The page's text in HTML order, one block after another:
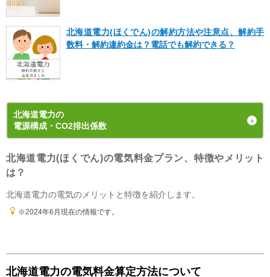
北海道電力(ほくでん)の解約方法や注意点、解約手
数料・解約違約金は？電話でも解約できる？
北海道電力の
電源構成・CO2排出係数
発電手段の内訳（電源構成）
北海道電力(ほくでん)の電気料金プラン、特徴やメリット
は？
北海道電力の電気のメリットと特徴を紹介します。
※2024年6月現在の情報です。
北海道電力の電気料金算定方法について